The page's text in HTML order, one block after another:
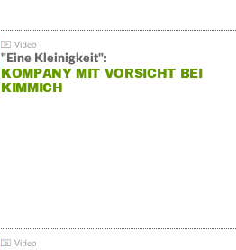
"Eine Kleinigkeit":
KOMPANY MIT VORSICHT BEI
KIMMICH